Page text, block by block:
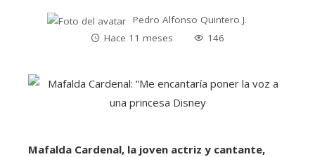
Pedro Alfonso Quintero J.
Hace 11 meses
146
Mafalda Cardenal, la joven actriz y cantante,